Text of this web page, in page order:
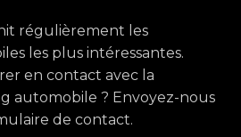
régulièrement les
les plus intéressantes.
en contact avec la
automobile ? Envoyez-nous
de contact.